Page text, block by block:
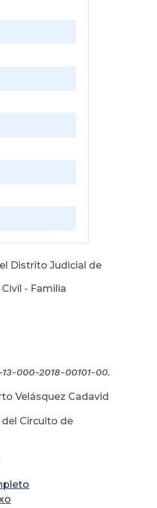
Distrito Judicial de
- Familia
13-000-2018-00101-00.
Velásquez Cadavid
Circuito de